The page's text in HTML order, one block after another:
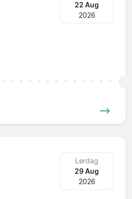
22 Aug
2026
Lørdag
29 Aug
2026